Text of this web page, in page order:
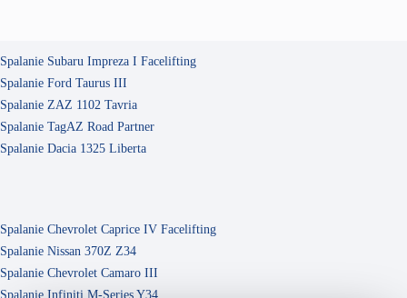
Spalanie Subaru Impreza I Facelifting
Spalanie Ford Taurus III
Spalanie ZAZ 1102 Tavria
Spalanie TagAZ Road Partner
Spalanie Dacia 1325 Liberta
Spalanie Chevrolet Caprice IV Facelifting
Spalanie Nissan 370Z Z34
Spalanie Chevrolet Camaro III
Spalanie Infiniti M-Series Y34